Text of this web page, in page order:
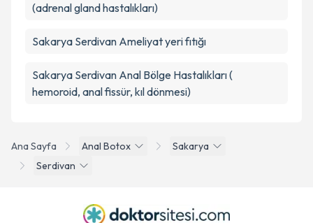
Ana Sayfa Anal Botox
Sakarya
Serdivan
(adrenal gland hastalıkları)
Sakarya Serdivan Ameliyat yeri fıtığı
Sakarya Serdivan Anal Bölge Hastalıkları (
hemoroid, anal fissür, kıl dönmesi)